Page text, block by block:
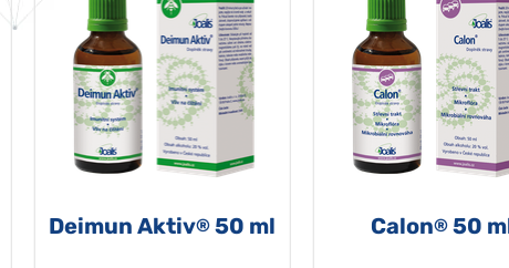
Deimun Aktiv® 50 ml Calon®50